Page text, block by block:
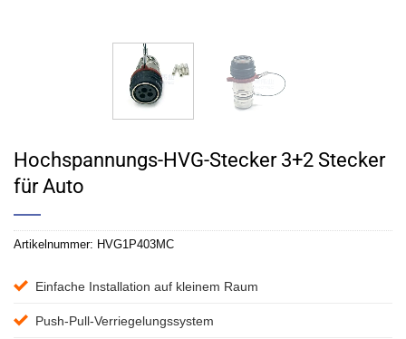
Hochspannungs-HVG-Stecker 3+2 Stecker
für Auto
Artikelnummer: HVG1P403MC
Einfache Installation auf kleinem Raum
Push-Pull-Verriegelungssystem